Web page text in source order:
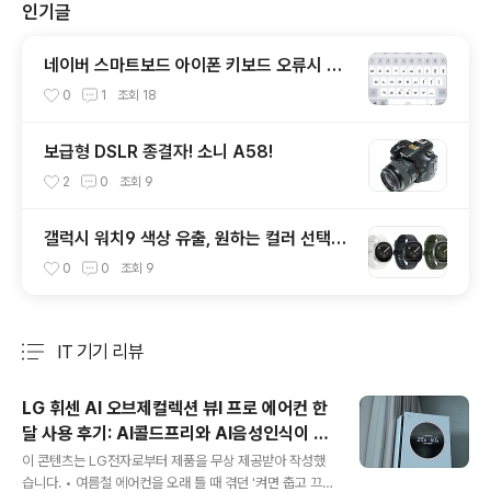
인기글
네이버 스마트보드 아이폰 키보드 오류시 해
결방법!
0 1 조회 18
보급형 DSLR 종결자! 소니 A58!
2 0 조회 9
갤럭시 워치9 색상 유출, 원하는 컬러 선택하
면 스트랩도 함께 정해진다?
0 0 조회 9
IT 기기 리뷰
LG 휘센 AI 오브제컬렉션 뷰I 프로 에어컨 한
달 사용 후기: AI콜드프리와 AI음성인식이 가
져온 변화
이 콘텐츠는 LG전자로부터 제품을 무상 제공받아 작성했
습니다. • 여름철 에어컨을 오래 틀 때 겪던 '켜면 춥고 끄